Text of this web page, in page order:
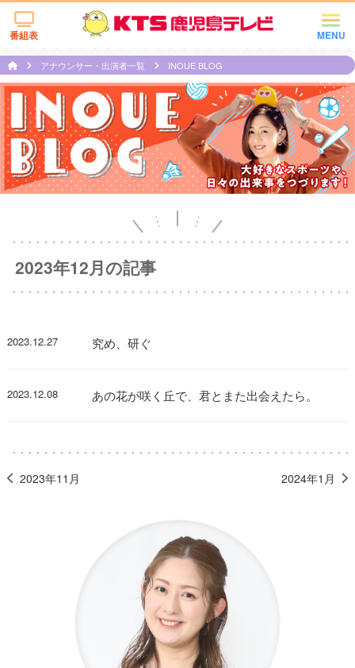
MENU
番組表
アナウンサー・出演者一覧 INOUE BLOG
2023年12月の記事
2023.12.27 究め、研ぐ
2023.12.08 あの花が咲く丘で、君とまた出会えたら。
2023年11月 2024年1月